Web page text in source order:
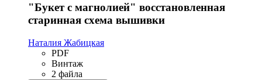
"Букет с магнолией" восстановленная
старинная схема вышивки
Наталия Жабицкая
PDF
Винтаж
2 файла